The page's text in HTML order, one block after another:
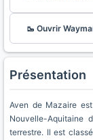
🥾 Ouvrir
Présentation
Aven de Mazaire
Nouvelle-Aquitaine
terrestre. Il est